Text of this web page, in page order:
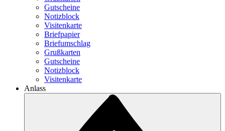
Gutscheine
Notizblock
Visitenkarte
Briefpapier
Briefumschlag
Grußkarten
Gutscheine
Notizblock
Visitenkarte
Anlass